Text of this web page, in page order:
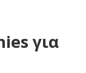
για